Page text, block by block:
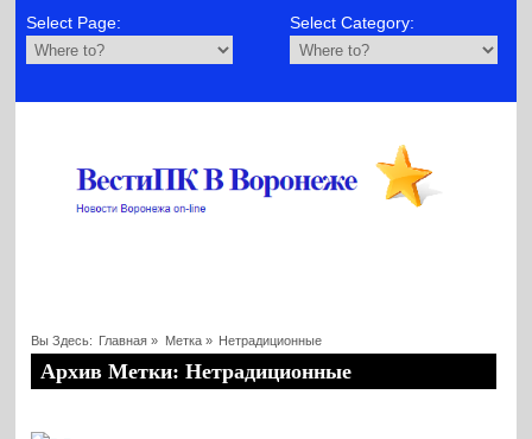
Select Page: Select Category:
Вы Здесь: Главная » Метка » Нетрадиционные
Архив Метки: Нетрадиционные